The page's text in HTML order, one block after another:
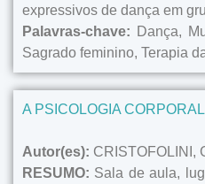
expressivos de dança em
Palavras-chave: Dança,
Sagrado feminino, Terapia
A PSICOLOGIA
Autor(es): CRISTOFOLINI,
RESUMO: Sala de aula,